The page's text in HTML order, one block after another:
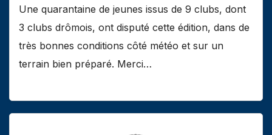
Une quarantaine de jeunes issus de 9 clubs, dont
3 clubs drômois, ont disputé cette édition, dans de
très bonnes conditions côté météo et sur un
terrain bien préparé. Merci…